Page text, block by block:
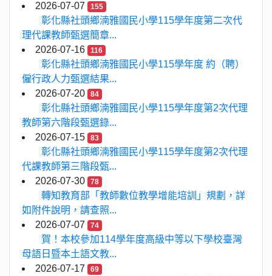
2026-07-07 155
彰化縣社頭鄉湳雅國民小學115學年度第二次代
理代課教師甄選簡章...
2026-07-16
116
彰化縣社頭鄉湳雅國民小學115學年度 約（聘）
僱行政人力甄選結果...
2026-07-20
84
彰化縣社頭鄉湳雅國民小學115學年度第2次代理
教師第六階段甄選錄...
2026-07-15
83
彰化縣社頭鄉湳雅國民小學115學年度第2次代理
代課教師第三階段甄...
2026-07-30
78
轉知教育部「教師數位教學增能培訓」規劃，詳
如附件說明，請查照...
2026-07-07
74
賀！本校參加114學年度高級中等以下學校臺灣
母語日暨本土語文教...
2026-07-17
69